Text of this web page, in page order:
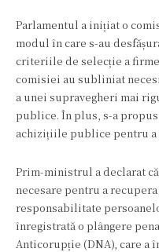
Parlamentul a inițiat o
modul în care s-au
criteriile de selecție a
comisiei au subliniat
a unei supravegheri mai
publice. În plus, s-a
achizițiile publice pentru
Prim-ministrul a declarat
necesare pentru a
responsabilitate
înregistrată o plângere
Anticorupție (DNA), care a